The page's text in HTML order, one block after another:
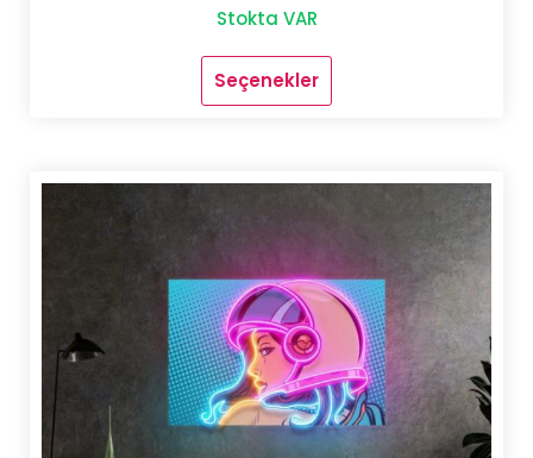
Stokta VAR
Seçenekler
Bu
Seçenekler
ürün
sayfasından
seçilebilir